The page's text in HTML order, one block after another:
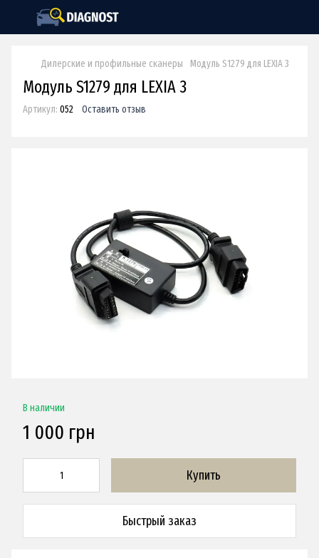
Дилерские и профильные сканеры Модуль S1279 для LEXIA 3
Модуль S1279 для LEXIA 3
Артикул: 052 Оставить отзыв
В наличии
1 000 грн
Купить
Быстрый заказ